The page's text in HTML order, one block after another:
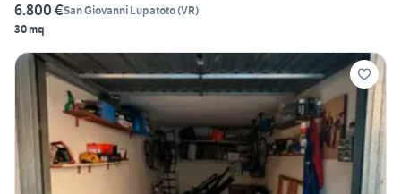
6.800 €San Giovanni Lupatoto(VR)
30 mq